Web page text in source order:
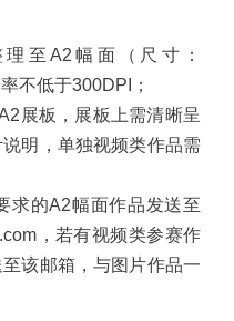
至A2幅面（尺寸：
不低于300DPI；
展板，展板上需清晰呈
明，单独视频类作品需
求的A2幅面作品发送至
，若有视频类参赛作
该邮箱，与图片作品一